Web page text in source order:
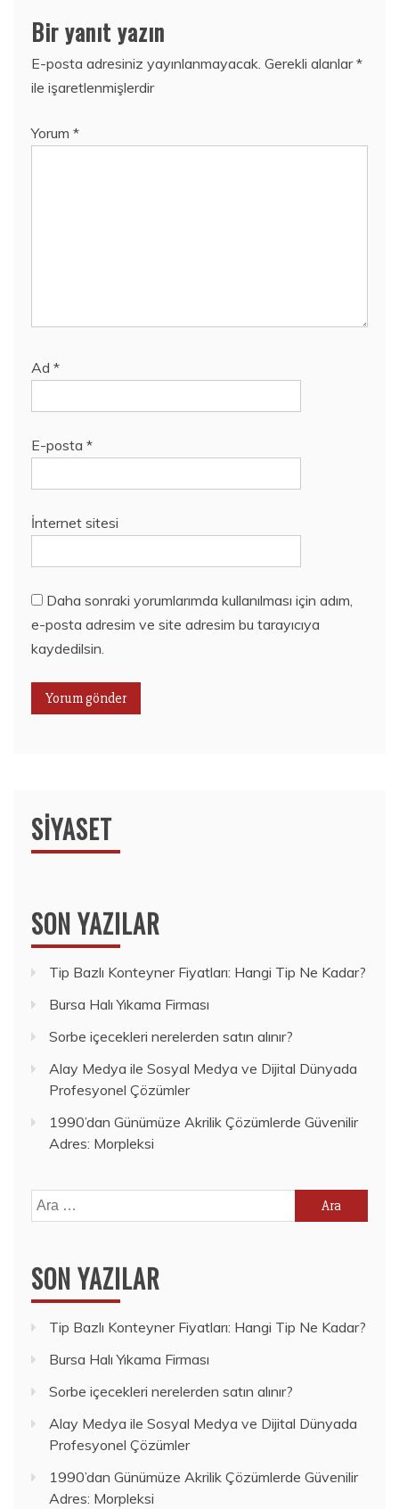
Bir yanıt yazın
E-posta adresiniz yayınlanmayacak. Gerekli alanlar*
ile işaretlenmişlerdir
Yorum *
Ad *
E-posta *
İnternet sitesi
Daha sonraki yorumlarımda kullanılması için adım,
e-posta adresim ve site adresim bu tarayıcıya
kaydedilsin.
SIYASET
SON YAZILAR
Tip Bazlı Konteyner Fiyatları: Hangi Tip Ne Kadar?
Bursa Halı Yıkama Firması
Sorbe içecekleri nerelerden satın alınır?
Alay Medya ile Sosyal Medya ve Dijital Dünyada
Profesyonel Çözümler
1990’dan Günümüze Akrilik Çözümlerde Güvenilir
Adres: Morpleksi
Arama:
SON YAZILAR
Tip Bazlı Konteyner Fiyatları: Hangi Tip Ne Kadar?
Bursa Halı Yıkama Firması
Sorbe içecekleri nerelerden satın alınır?
Alay Medya ile Sosyal Medya ve Dijital Dünyada
Profesyonel Çözümler
1990’dan Günümüze Akrilik Çözümlerde Güvenilir
Adres: Morpleksi